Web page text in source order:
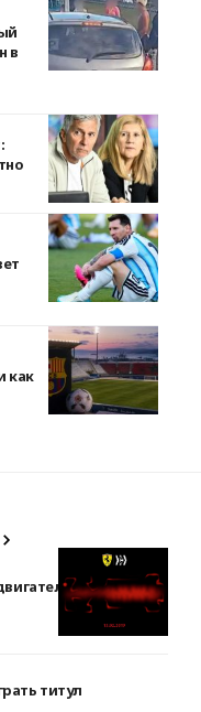
в
как
новой
титул